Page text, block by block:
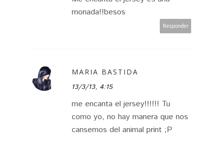
monada!!besos
Responder
MARIA BASTIDA
13/3/13, 4:15
me encanta el jersey!!!!!! Tu
como yo, no hay manera que nos
cansemos del animal print ;P